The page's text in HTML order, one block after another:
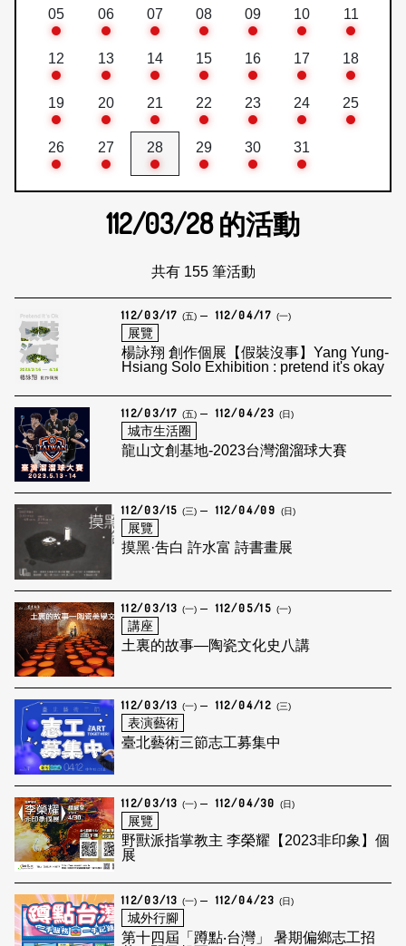
05 06 07 08 09 10 11
12 13 14 15 16 17 18
19 20 21 22 23 24 25
26 27 28 29 30 31
112/03/28的活動
共有 155 筆活動
112/03/17 (五) 112/04/17 (一)
展覽
楊詠翔 創作個展【假裝沒事】Yang Yung-
Hsiang Solo Exhibition : pretend it's okay
112/03/17 (五) 112/04/23 (日)
城市生活圈
龍山文創基地-2023台灣溜溜球大賽
112/03/15 (三) 112/04/09 (日)
展覽
摸黑·吿白 許水富 詩書畫展
112/03/13 (一) 112/05/15 (一)
講座
土裏的故事—陶瓷文化史八講
112/03/13 (一) 112/04/12 (三)
表演藝術
臺北藝術三節志工募集中
112/03/13 (一) 112/04/30 (日)
展覽
野獸派指掌教主 李榮耀【2023非印象】個
展
112/03/13 (一) 112/04/23 (日)
城外行腳
第十四屆「蹲點‧台灣」 暑期偏鄉志工招